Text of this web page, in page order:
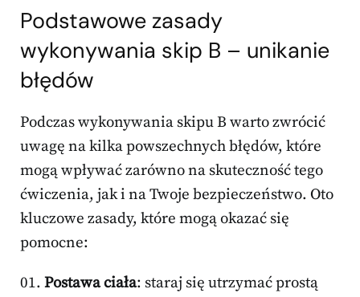
Podstawowe zasady
wykonywania skip B – unikanie
błędów
Podczas wykonywania skipu B warto zwrócić
uwagę na kilka powszechnych błędów, które
mogą wpływać zarówno na skuteczność tego
ćwiczenia, jak i na Twoje bezpieczeństwo. Oto
kluczowe zasady, które mogą okazać się
pomocne:
Postawa ciała: staraj się utrzymać prostą